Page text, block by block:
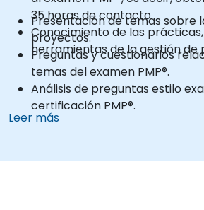
35 horas de contacto.
Conocimiento de las
herramientas de la gestión de
Presentación de temas sobre
proyectos.
Preguntas y cuestionarios
temas del examen PMP®.
Análisis de preguntas estilo
certificación PMP®.
Leer más